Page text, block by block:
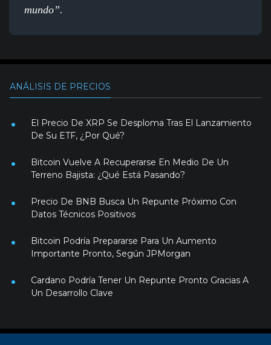
mundo”.
ANÁLISIS DE PRECIOS
El Precio De XRP Se Desploma Tras El Lanzamiento
De Su ETF, ¿Por Qué?
Bitcoin Vuelve A Recuperarse En Medio De Un
Terreno Bajista: ¿Qué Está Pasando?
Precio De BNB Busca Un Repunte Próximo Con
Datos Técnicos Positivos
Bitcoin Podría Prepararse Para Un Aumento
Importante Pronto, Según JPMorgan
Cardano Podría Tener Un Repunte Pronto Gracias A
Un Desarrollo Clave